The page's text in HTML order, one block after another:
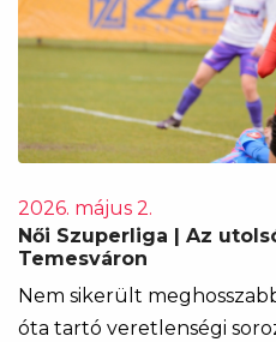
2026. május 2.
Női Szuperliga | Az
Temesváron
Nem sikerült
óta tartó veretlenségi